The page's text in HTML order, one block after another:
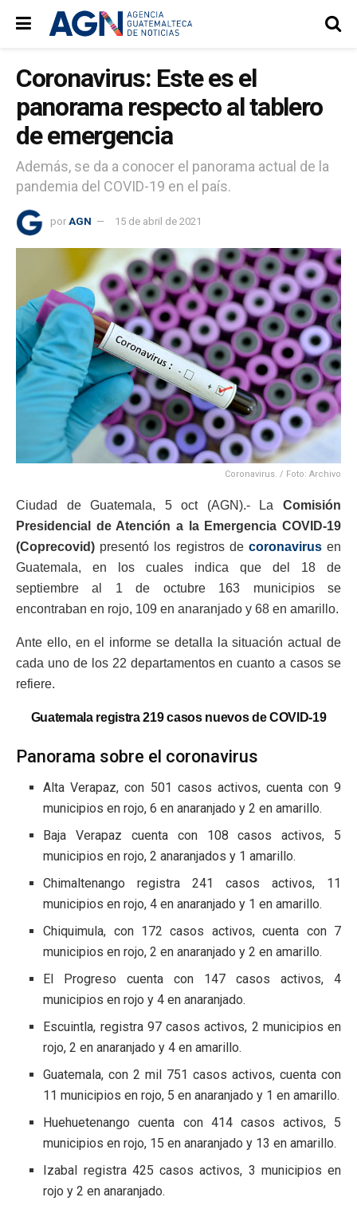
Coronavirus: Este es el
panorama respecto al tablero
de emergencia
Además, se da a conocer el panorama actual de la
pandemia del COVID-19 en el país.
por AGN 15 de abril de 2021
Coronavirus. / Foto: Archivo
Ciudad de Guatemala, 5 oct (AGN).- La Comisión
Presidencial de Atención a la Emergencia COVID-19
(Coprecovid) presentó los registros de coronavirusen
Guatemala, en los cuales indica que del 18 de
septiembre al 1 de octubre 163 municipios se
encontraban en rojo, 109 en anaranjado y 68 en amarillo.
Ante ello, en el informe se detalla la situación actual de
cada uno de los 22 departamentos en cuanto a casos se
refiere.
Guatemala registra 219 casos nuevos de COVID-19
Panorama sobre el coronavirus
Alta Verapaz, con 501 casos activos, cuenta con 9
municipios en rojo, 6 en anaranjado y 2 en amarillo.
Baja Verapaz cuenta con 108 casos activos, 5
municipios en rojo, 2 anaranjados y 1 amarillo.
Chimaltenango registra 241 casos activos, 11
municipios en rojo, 4 en anaranjado y 1 en amarillo.
Chiquimula, con 172 casos activos, cuenta con 7
municipios en rojo, 2 en anaranjado y 2 en amarillo.
El Progreso cuenta con 147 casos activos, 4
municipios en rojo y 4 en anaranjado.
Escuintla, registra 97 casos activos, 2 municipios en
rojo, 2 en anaranjado y 4 en amarillo.
Guatemala, con 2 mil 751 casos activos, cuenta con
11 municipios en rojo, 5 en anaranjado y 1 en amarillo.
Huehuetenango cuenta con 414 casos activos, 5
municipios en rojo, 15 en anaranjado y 13 en amarillo.
Izabal registra 425 casos activos, 3 municipios en
rojo y 2 en anaranjado.